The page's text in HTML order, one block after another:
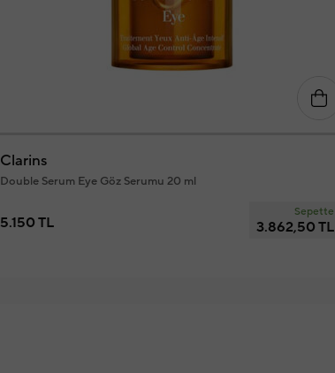
Clarins
Double Serum Eye Göz Serumu 20 ml
5.150 TL
Sepette
3.862,50 TL